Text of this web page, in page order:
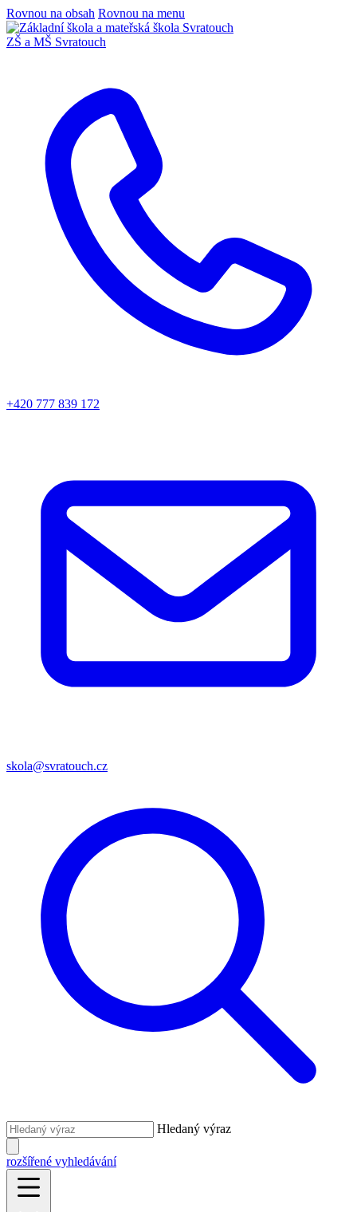
Rovnou na obsah Rovnou na menu
ZŠ a MŠ Svratouch
+420 777 839 172
skola@svratouch.cz
Hledaný výraz
rozšířené vyhledávání